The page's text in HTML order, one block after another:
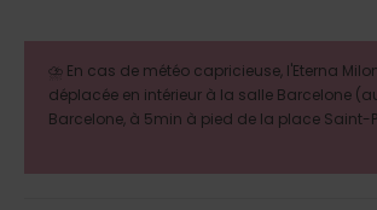
⛈︎ En cas de météo capricieuse, l'Eterna
déplacée en intérieur à la salle Barcelone
Barcelone, à 5min à pied de la place Saint-